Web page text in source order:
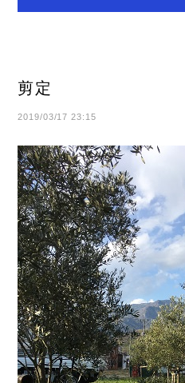
剪定
2019/03/17 23:15